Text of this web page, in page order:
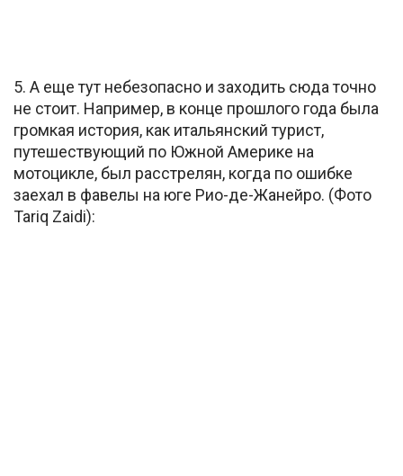
5. А еще тут небезопасно и заходить сюда точно
не стоит. Например, в конце прошлого года была
громкая история, как итальянский турист,
путешествующий по Южной Америке на
мотоцикле, был расстрелян, когда по ошибке
заехал в фавелы на юге Рио-де-Жанейро. (Фото
Tariq Zaidi):